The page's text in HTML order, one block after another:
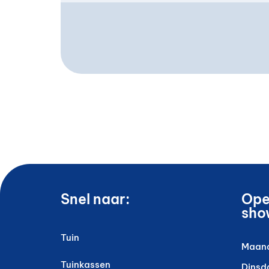
Snel naar:
Tuin
Tuinkassen